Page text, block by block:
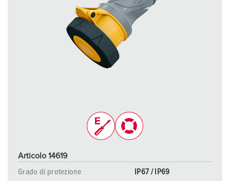
Articolo 14619
Grado di protezione
IP67 / IP69